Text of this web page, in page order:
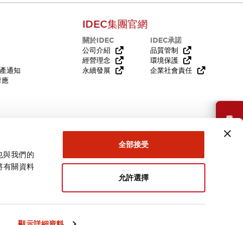
與我們的
有關資料
全部接受
允許選擇
需要幫助嗎？
通知
IDEC集團官網
關於IDEC
公司介紹
經營理念
永續發展
IDEC承諾
品質管制
環境保護
企業社會責任
台灣